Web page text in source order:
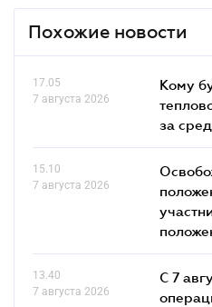
Похожие новости
17.05
7 августа 2026
Кому
за
15.10
7 августа 2026
13.40
7 августа 2026
С 7